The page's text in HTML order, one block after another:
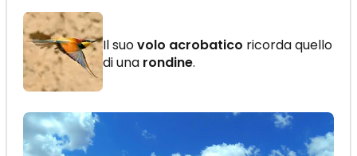
Il suovolo acrobatico ricorda quello
di una rondine.